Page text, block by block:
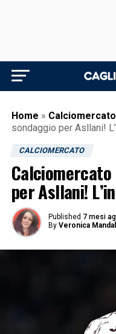
Home » Calciomercato
sondaggio per Asllani!
CALCIOMERCATO
per Asllani!
Published 7 mesi
By Veronica